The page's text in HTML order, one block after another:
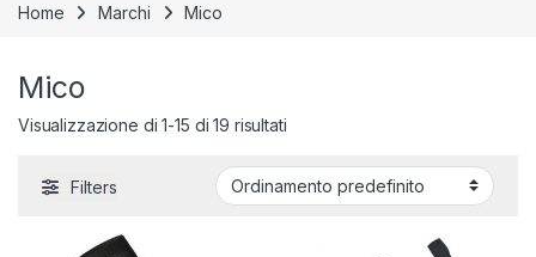
Home Marchi Mico
Mico
Visualizzazione di 1-15 di 19 risultati
Filters